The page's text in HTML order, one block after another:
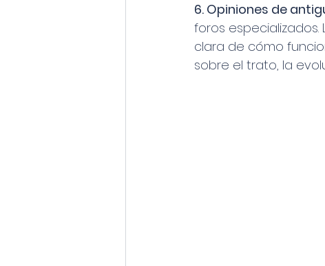
6. Opiniones de
foros
clara de cómo
sobre el trato, la